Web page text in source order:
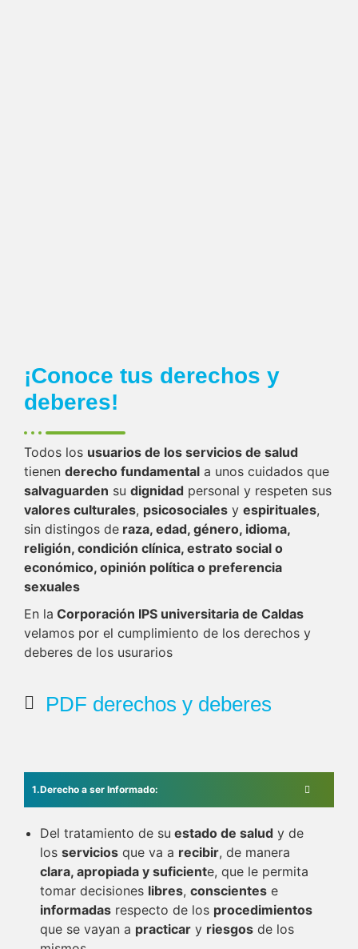
¡Conoce tus derechos y
deberes!
Todos los usuarios de los servicios de salud
tienen derecho fundamental a unos cuidados que
salvaguarden su dignidad personal y respeten sus
valores culturales, psicosociales y espirituales,
sin distingos de raza, edad, género, idioma,
religión, condición clínica, estrato social o
económico, opinión política o preferencia
sexuales
En la Corporación IPS universitaria de Caldas
velamos por el cumplimiento de los derechos y
deberes de los usurarios
PDF derechos y deberes
Derecho a ser Informado:
Del tratamiento de su estado de salud y de
los servicios que va a recibir, de manera
clara, apropiada y suficiente, que le permita
tomar decisiones libres, conscientes e
informadas respecto de los procedimientos
que se vayan a practicar y riesgos de los